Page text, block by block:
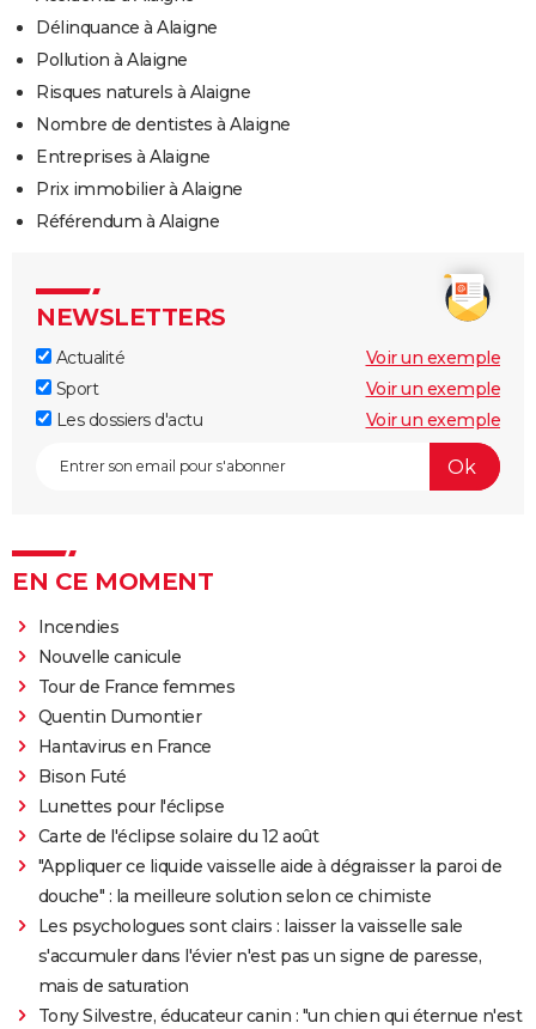
Délinquance à Alaigne
Pollution à Alaigne
Risques naturels à Alaigne
Nombre de dentistes à Alaigne
Entreprises à Alaigne
Prix immobilier à Alaigne
Référendum à Alaigne
NEWSLETTERS
Actualité
Voir un exemple
Sport
Voir un exemple
Les dossiers d'actu
Voir un exemple
EN CE MOMENT
Incendies
Nouvelle canicule
Tour de France femmes
Quentin Dumontier
Hantavirus en France
Bison Futé
Lunettes pour l'éclipse
Carte de l'éclipse solaire du 12 août
"Appliquer ce liquide vaisselle aide à dégraisser la paroi de
douche" : la meilleure solution selon ce chimiste
Les psychologues sont clairs : laisser la vaisselle sale
s'accumuler dans l'évier n'est pas un signe de paresse,
mais de saturation
Tony Silvestre, éducateur canin : "un chien qui éternue n'est